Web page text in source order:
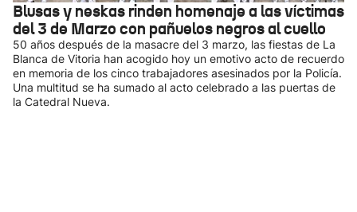
Blusas y neskas rinden homenaje a las víctimas
del 3 de Marzo con pañuelos negros al cuello
50 años después de la masacre del 3 marzo, las fiestas de La
Blanca de Vitoria han acogido hoy un emotivo acto de recuerdo
en memoria de los cinco trabajadores asesinados por la Policía.
Una multitud se ha sumado al acto celebrado a las puertas de
la Catedral Nueva.